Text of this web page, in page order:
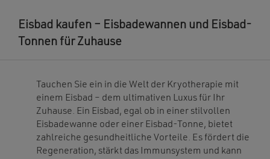
Eisbad kaufen – Eisbadewannen und Eisbad-
Tonnen für Zuhause
Tauchen Sie ein in die Welt der Kryotherapie mit
einem Eisbad – dem ultimativen Luxus für Ihr
Zuhause. Ein Eisbad, egal ob in einer stilvollen
Eisbadewanne oder einer Eisbad-Tonne, bietet
zahlreiche gesundheitliche Vorteile. Es fördert die
Regeneration, stärkt das Immunsystem und kann